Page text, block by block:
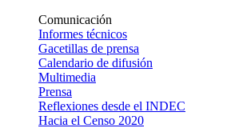
Comunicación
Informes técnicos
Gacetillas de prensa
Calendario de difusión
Multimedia
Prensa
Reflexiones desde el INDEC
Hacia el Censo 2020